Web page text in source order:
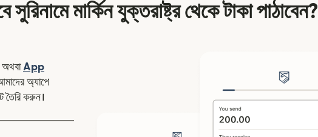
সুরিনামে মার্কিন যুক্তরাষ্ট্র থেকে টাকা পাঠাবেন?
উইন্ডোতে খুলবে)
App
খুলবে)
অ্যাপে
তৈরি করুন।